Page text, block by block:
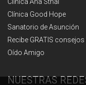
Clínica Ana Sthal
Clínica Good Hope
Sanatorio de Asunción
Recibe GRATIS
Oído Amigo
NUESTRAS